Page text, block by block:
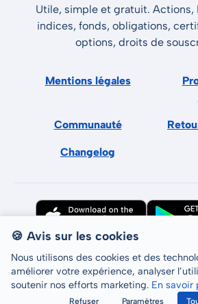
Utile, simple et gratuit. Actions,
indices, fonds, obligations,
options, droits de
Mentions légales
Communauté
Changelog
Tous droits réservés © LCP
🍪 Avis sur les cookies
Nous utilisons des cookies et des
améliorer votre expérience, analyser
soutenir nos efforts marketing. En savoir
Refuser Paramètres